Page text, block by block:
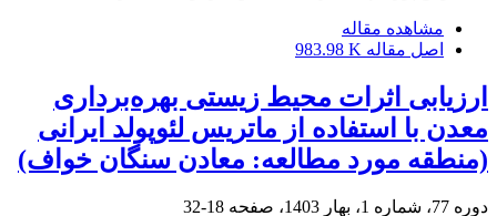
مشاهده مقاله
اصل مقاله 983.98 K
ارزیابی اثرات محیط زیستی بهره‌برداری
معدن با استفاده از ماتریس لئوپولد ایرانی
(منطقه مورد مطالعه: معادن سنگان خواف)
دوره 77، شماره 1، بهار 1403، صفحه 18-32